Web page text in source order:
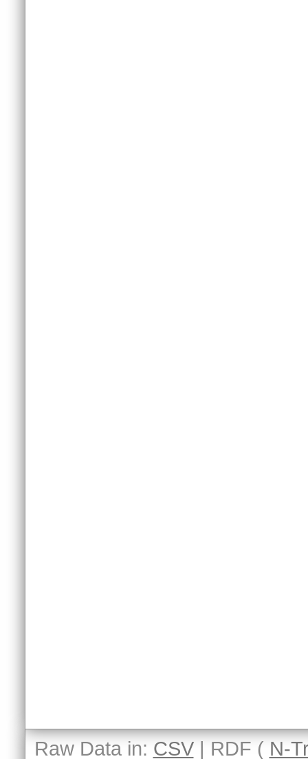
Raw Data in: CSV| RDF ( N-